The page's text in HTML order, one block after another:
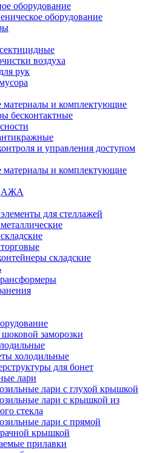
оборудование
оборудование
воздуха
рук
материалы и комплектующие
бесконтактные
и управления доступом
материалы и комплектующие
для стеллажей
складские
заморозки
холодильные
для бонет
лари
лари с глухой крышкой
лари с крышкой из
стекла
лари с прямой
крышкой
прилавки